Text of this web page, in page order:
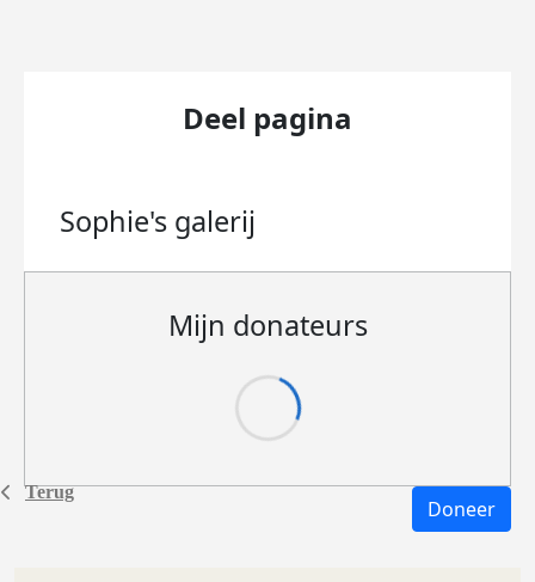
Terug
Deel pagina
Sophie's galerij
Mijn donateurs
Doneer